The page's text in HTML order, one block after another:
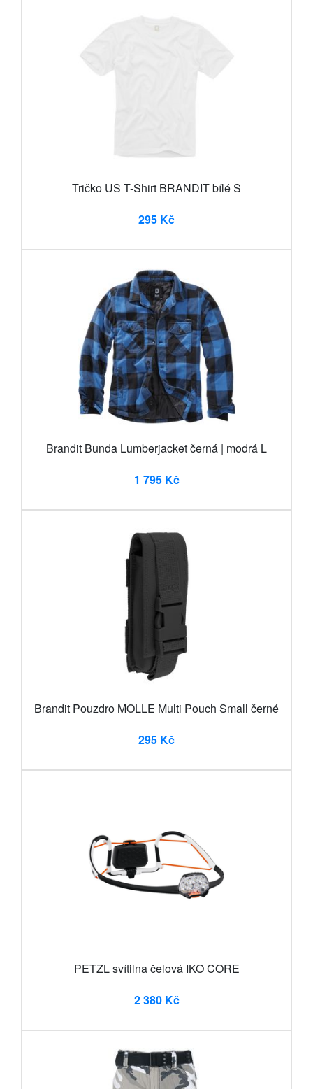
Tričko US T-Shirt BRANDIT bílé S
295 Kč
Brandit Bunda Lumberjacket černá | modrá L
1 795 Kč
Brandit Pouzdro MOLLE Multi Pouch Small černé
295 Kč
PETZL svítilna čelová IKO CORE
2 380 Kč